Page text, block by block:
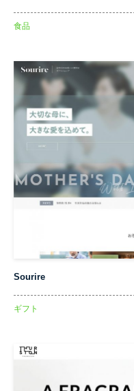
食品
Sourire
ギフト